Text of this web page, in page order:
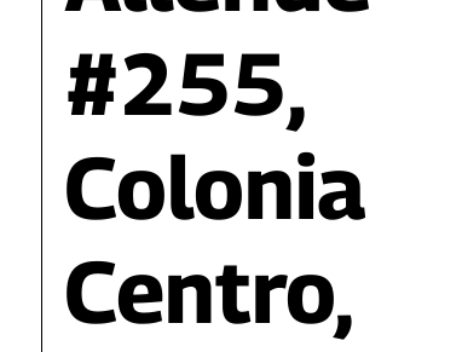
#255,
Colonia
Centro,